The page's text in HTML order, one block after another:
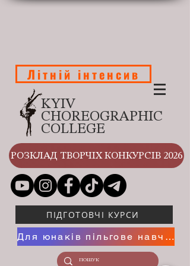
KYIV
CHOREOGRAPHIC
COLLEGE
Літній інтенсив
РОЗКЛАД ТВОРЧІХ КОНКУРСІВ 2026
ПІДГОТОВЧІ КУРСИ
Для юнаків пільгове навчання